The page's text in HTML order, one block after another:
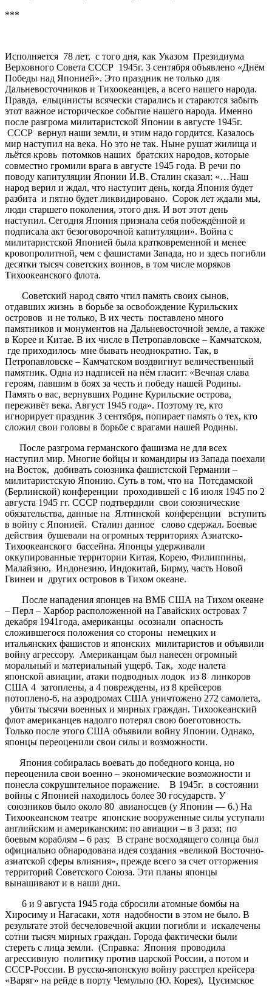
***
Исполняется 78 лет, с того дня, как Указом Президиума
Верховного Совета СССР 1945г. 3 сентября объявлено «Днём
Победы над Японией». Это праздник не только для
Дальневосточников и Тихоокеанцев, а всего нашего народа.
Правда, ельцинисты всячески старались и стараются забыть
этот важное историческое событие нашего народа. Именно
после разгрома милитаристской Японии в августе 1945г.
СССР вернул наши земли, и этим надо гордится. Казалось
мир наступил на века. Но это не так. Ныне рушат жилища и
льётся кровь потомков наших братских народов, которые
совместно громили врага в августе 1945 года. В речи по
поводу капитуляции Японии И.В. Сталин сказал: «…Наш
народ верил и ждал, что наступит день, когда Япония будет
разбита и пятно будет ликвидировано. Сорок лет ждали мы,
люди старшего поколения, этого дня. И вот этот день
наступил. Сегодня Япония признала себя побеждённой и
подписала акт безоговорочной капитуляции». Война с
милитаристской Японией была кратковременной и менее
кровопролитной, чем с фашистами Запада, но и здесь погибли
десятки тысяч советских воинов, в том числе моряков
Тихоокеанского флота.
Советский народ свято чтил память своих сынов,
отдавших жизнь в борьбе за освобождение Курильских
островов и не только, В их честь поставлено много
памятников и монументов на Дальневосточной земле, а также
в Корее и Китае. В их числе в Петропавловске – Камчатском,
где приходилось мне бывать неоднократно. Так, в
Петропавловске – Камчатском воздвигнут величественный
памятник. Одна из надписей на нём гласит: «Вечная слава
героям, павшим в боях за честь и победу нашей Родины.
Память о вас, вернувших Родине Курильские острова,
переживёт века. Август 1945 года». Поэтому те, кто
игнорирует праздник 3 сентября, попирает память о тех, кто
сложил свои головы в борьбе с врагами нашей Родины.
После разгрома германского фашизма не для всех
наступил мир. Многие бойцы и командиры из Запада поехали
на Восток, добивать союзника фашистской Германии –
милитаристскую Японию. Суть в том, что на Потсдамской
(Берлинской) конференции проходившей с 16 июля 1945 по 2
августа 1945 гг. СССР подтвердили свои союзнические
обязательства, данные на Ялтинской конференции вступить
в войну с Японией. Сталин данное слово сдержал. Боевые
действия бушевали на огромных территориях Азиатско-
Тихоокеанского бассейна. Японцы удерживали
оккупированные территории Китая, Корею, Филиппины,
Малайзию, Индонезию, Индокитай, Бирму, часть Новой
Гвинеи и других островов в Тихом океане.
После нападения японцев на ВМБ США на Тихом океане
– Перл – Харбор расположенной на Гавайских островах 7
декабря 1941года, американцы осознали опасность
сложившегося положения со стороны немецких и
итальянских фашистов и японских милитаристов и объявили
войну агрессору. Американцам был нанесен огромный
моральный и материальный ущерб. Так, ходе налета
японской авиации, атаки подводных лодок из 8 линкоров
США 4 затоплены, а 4 повреждены, из 8 крейсеров
потоплено-6, на аэродромах США уничтожено 272 самолета,
убиты тысячи военных и мирных граждан. Тихоокеанский
флот американцев надолго потерял свою боеготовность.
Только после этого США объявили войну Японии. Однако,
японцы переоценили свои силы и возможности.
Япония собиралась воевать до победного конца, но
переоценила свои военно – экономические возможности и
понесла сокрушительное поражение. В 1945г. в состоянии
войны с Японией находилось более 30 государств. У
союзников было около 80 авианосцев (у Японии — 6.) На
Тихоокеанском театре японские вооруженные силы уступали
английским и американским: по авиации – в 3 раза; по
боевым кораблям – 6 раз; В стране восходящего солнца был
официально обнародована идея создания «великой Восточно-
азиатской сферы влияния», прежде всего за счет отторжения
территорий Советского Союза. Эти планы японцы
вынашивают и в наши дни.
6 и 9 августа 1945 года сбросили атомные бомбы на
Хиросиму и Нагасаки, хотя надобности в этом не было. В
результате этой бесчеловечной акции погибли и искалечены
сотни тысяч мирных граждан. Города фактически были
стереть с лица земли. (Справка: Япония проводила
агрессивную политику против царской России, а потом и
СССР-России. В русско-японскую войну расстрел крейсера
«Варяг» на рейде в порту Чемульпо (Ю. Корея), Цусимское